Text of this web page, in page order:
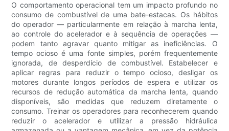
O comportamento operacional tem um impacto profundo no
consumo de combustível de uma bate-estacas. Os hábitos
do operador — particularmente em relação à marcha lenta,
ao controle do acelerador e à sequência de operações —
podem tanto agravar quanto mitigar as ineficiências. O
tempo ocioso é uma fonte simples, porém frequentemente
ignorada, de desperdício de combustível. Estabelecer e
aplicar regras para reduzir o tempo ocioso, desligar os
motores durante longos períodos de espera e utilizar os
recursos de redução automática da marcha lenta, quando
disponíveis, são medidas que reduzem diretamente o
consumo. Treinar os operadores para reconhecerem quando
reduzir o acelerador e utilizar a pressão hidráulica